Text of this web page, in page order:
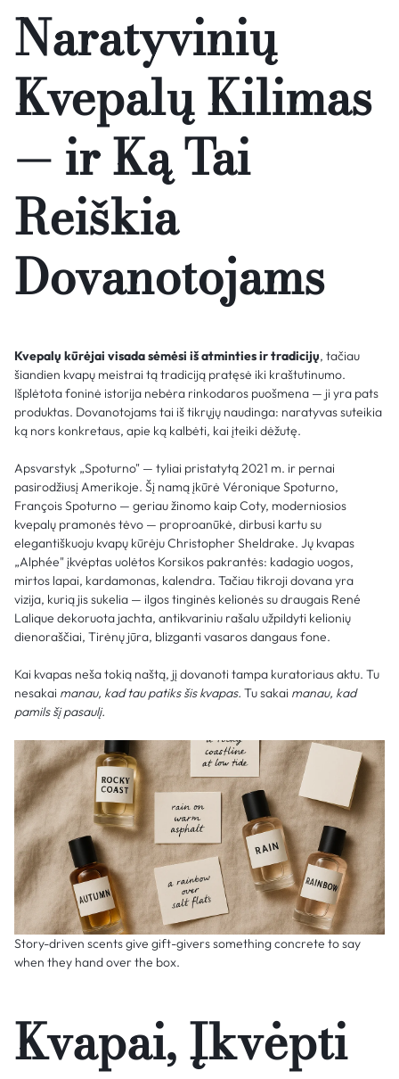
Naratyvinių
Kvepalų Kilimas
— ir Ką Tai
Reiškia
Dovanotojams
Kvepalų kūrėjai visada sėmėsi iš atminties ir tradicijų, tačiau
šiandien kvapų meistrai tą tradiciją pratęsė iki kraštutinumo.
Išplėtota foninė istorija nebėra rinkodaros puošmena — ji yra pats
produktas. Dovanotojams tai iš tikrųjų naudinga: naratyvas suteikia
ką nors konkretaus, apie ką kalbėti, kai įteiki dėžutę.
Apsvarstyk „Spoturno" — tyliai pristatytą 2021 m. ir pernai
pasirodžiusį Amerikoje. Šį namą įkūrė Véronique Spoturno,
François Spoturno — geriau žinomo kaip Coty, moderniosios
kvepalų pramonės tėvo — proproanūkė, dirbusi kartu su
elegantiškuoju kvapų kūrėju Christopher Sheldrake. Jų kvapas
„Alphée" įkvėptas uolėtos Korsikos pakrantės: kadagio uogos,
mirtos lapai, kardamonas, kalendra. Tačiau tikroji dovana yra
vizija, kurią jis sukelia — ilgos tinginės kelionės su draugais René
Lalique dekoruota jachta, antikvariniu rašalu užpildyti kelionių
dienoraščiai, Tirėnų jūra, blizganti vasaros dangaus fone.
Kai kvapas neša tokią naštą, jį dovanoti tampa kuratoriaus aktu. Tu
nesakai manau, kad tau patiks šis kvapas. Tu sakai manau, kad
pamils šį pasaulį.
Story-driven scents give gift-givers something concrete to say
when they hand over the box.
Kvapai, Įkvėpti